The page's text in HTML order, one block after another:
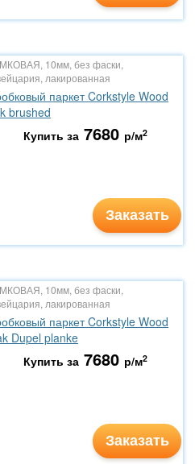
10мм, без фаски,
лакированная
паркет Corkstyle Wood
brushed
Купить за 7680 р/м2
Заказать
10мм, без фаски,
лакированная
паркет Corkstyle Wood
Dupel planke
Купить за 7680 р/м2
Заказать